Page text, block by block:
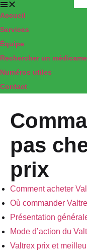
Accueil
Services
Équipe
Rechercher un
Numéros utiles
Contact
pas
prix
Comment acheter
Où commander
Présentation
Mode d’action du
Valtrex prix et